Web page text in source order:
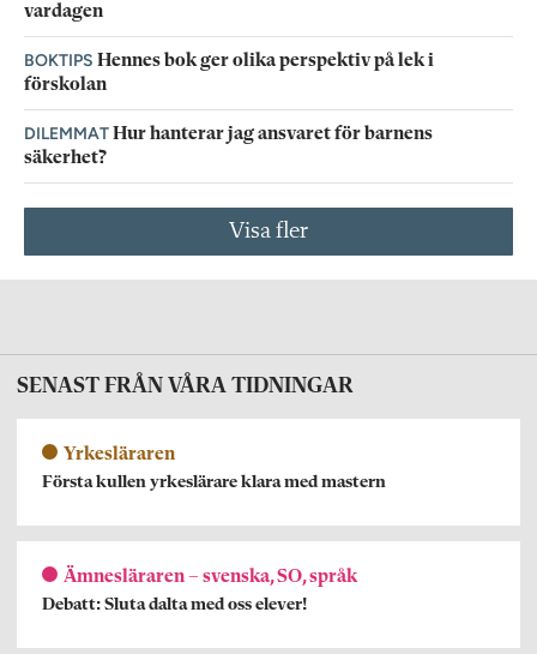
vardagen
BOKTIPS Hennes bok ger olika perspektiv på lek i
förskolan
DILEMMATHur hanterar jag ansvaret för barnens
säkerhet?
Visa fler
SENAST FRÅN VÅRA TIDNINGAR
Yrkesläraren
Första kullen yrkeslärare klara med mastern
Ämnesläraren – svenska, SO, språk
Debatt: Sluta dalta med oss elever!